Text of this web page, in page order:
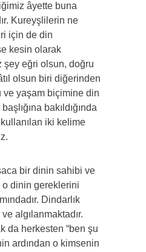
âyette buna
Kureyşlilerin ne
için de din
kesin olarak
eğri olsun, doğru
olsun biri diğerinden
ve yaşam biçimine din
bakıldığında
iki kelime
bir dinin sahibi ve
o dinin gereklerini
Dindarlık
algılanmaktadır.
da herkesten “ben şu
ardından o kimsenin